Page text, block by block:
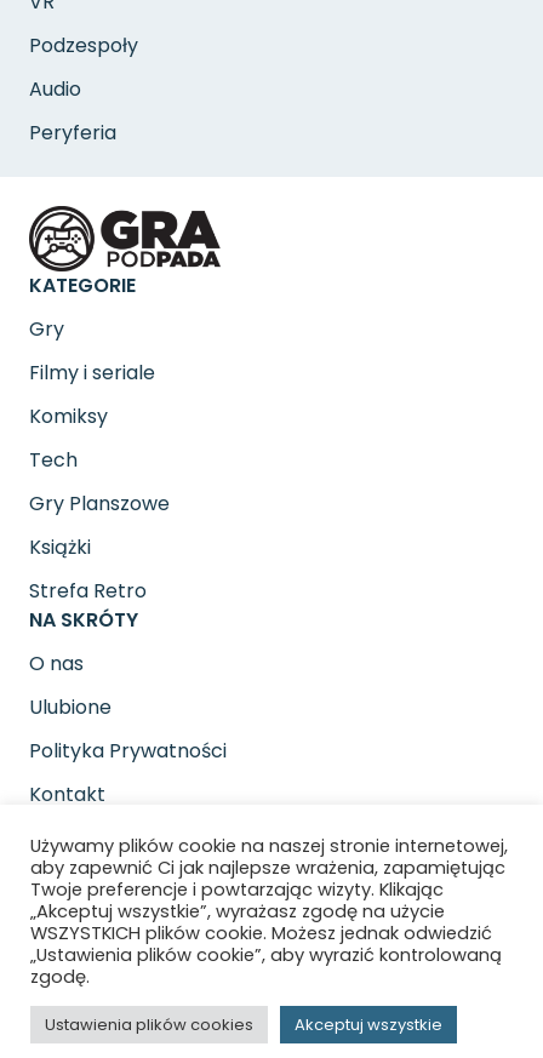
Podzespoły
Audio
Peryferia
KATEGORIE
Gry
Filmy i seriale
Komiksy
Tech
Gry Planszowe
Książki
Strefa Retro
NA SKRÓTY
O nas
Ulubione
Polityka Prywatności
Kontakt
Znajdziesz nas na
Copyright © 2026 Gra pod pada. All rights
reserved.
Używamy plików cookie na naszej stronie internetowej,
aby zapewnić Ci jak najlepsze wrażenia, zapamiętując
Twoje preferencje i powtarzając wizyty. Klikając
„Akceptuj wszystkie”, wyrażasz zgodę na użycie
WSZYSTKICH plików cookie. Możesz jednak odwiedzić
„Ustawienia plików cookie”, aby wyrazić kontrolowaną
zgodę.
Ustawienia plików cookies Akceptuj wszystkie